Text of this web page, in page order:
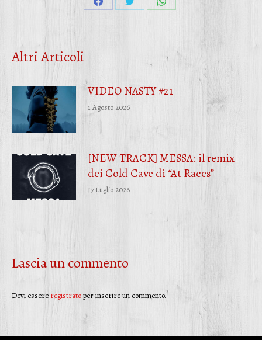
CondividiCondividiCondividi
Altri Articoli
VIDEO NASTY #21
1 Agosto 2026
[NEW TRACK] MESSA: il remix
dei Cold Cave di “At Races”
17 Luglio 2026
Lascia un commento
Devi essere registratoper inserire un commento.